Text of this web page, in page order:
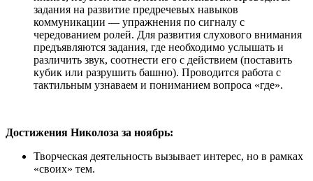
задания на развитие предречевых навыков
коммуникации — упражнения по сигналу с
чередованием ролей. Для развития слухового внимания
предъявляются задания, где необходимо услышать и
различить звук, соотнести его с действием (поставить
кубик или разрушить башню). Проводится работа с
тактильным узнаваем и пониманием вопроса «где».
Достижения Николоза за ноябрь:
Творческая деятельность вызывает интерес, но в рамках
«своих» тем.